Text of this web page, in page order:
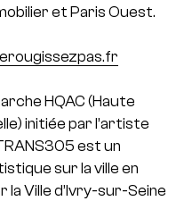
et Paris Ouest.
erougissezpas.fr
HQAC (Haute
initiée par l’artiste
est un
sur la ville en
Ville d’Ivry-sur-Seine